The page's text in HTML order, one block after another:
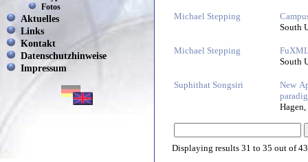
Fotos
Aktuelles
Links
Kontakt
Datenschutzhinweise
Impressum
Michael Stepping
South
Michael Stepping
South
Suphithat Songsiri
New
Displaying results 31 to 35 out of43